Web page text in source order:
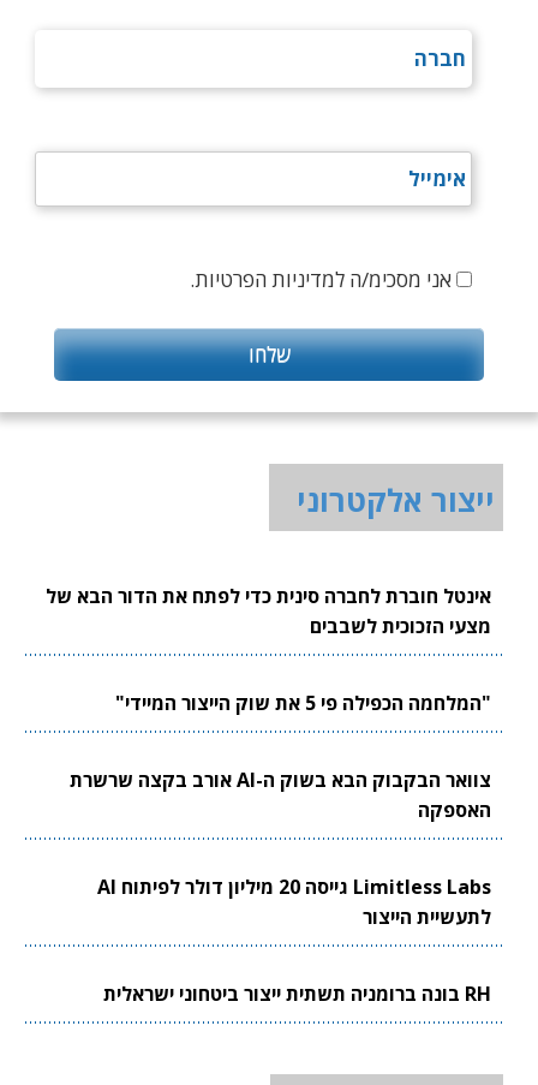
אני מסכימ/ה למדיניות הפרטיות.
ייצור אלקטרוני
אינטל חוברת לחברה סינית כדי לפתח את הדור הבא של
מצעי הזכוכית לשבבים
"המלחמה הכפילה פי 5 את שוק הייצור המיידי"
צוואר הבקבוק הבא בשוק ה-AI אורב בקצה שרשרת
האספקה
Limitless Labs גייסה 20 מיליון דולר לפיתוח AI
לתעשיית הייצור
RH בונה ברומניה תשתית ייצור ביטחוני ישראלית